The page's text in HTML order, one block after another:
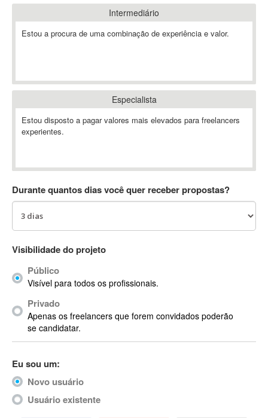
ABAP
Abaqus
ABBYY FineReader
Ableton
Ableton Push
Abstract
AC3
ACID Pro
ACPI
Acrobat
Acrobat X
Acronis
ACT
Actimize
ActionScript
ActionScript 3
Intermediário
Estou a procura de uma combinação de experiência e valor.
Especialista
Estou disposto a pagar valores mais elevados para freelancers
experientes.
Durante quantos dias você quer receber propostas?
Visibilidade do projeto
Público
Visível para todos os profissionais.
Privado
Apenas os freelancers que forem convidados poderão
se candidatar.
Eu sou um:
Novo usuário
Usuário existente